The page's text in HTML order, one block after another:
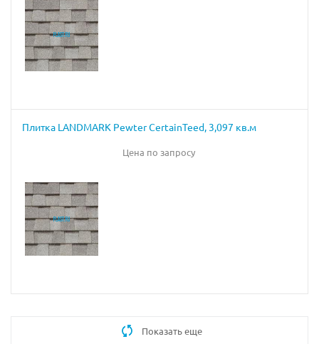
Плитка LANDMARK Pewter CertainTeed, 3,097 кв.м
Цена по запросу
Показать еще